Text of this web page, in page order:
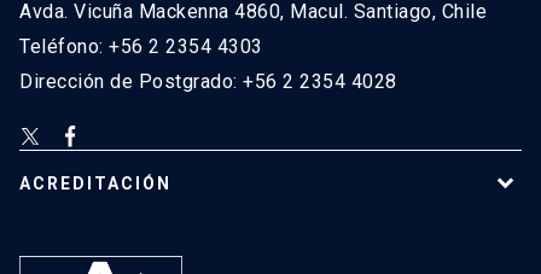
Avda. Vicuña Mackenna 4860, Macul. Santiago, Chile
Teléfono: +56 2 2354 4303
Dirección de Postgrado: +56 2 2354 4028
ACREDITACIÓN